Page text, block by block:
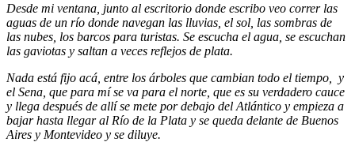
Desde mi ventana, junto al escritorio donde escribo veo correr las
aguas de un río donde navegan las lluvias, el sol, las sombras de
las nubes, los barcos para turistas. Se escucha el agua, se escuchan
las gaviotas y saltan a veces reflejos de plata.
Nada está fijo acá, entre los árboles que cambian todo el tiempo, y
el Sena, que para mí se va para el norte, que es su verdadero cauce
y llega después de allí se mete por debajo del Atlántico y empieza a
bajar hasta llegar al Río de la Plata y se queda delante de Buenos
Aires y Montevideo y se diluye.